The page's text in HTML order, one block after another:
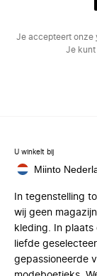
Je accepteert onze
Je kunt
U winkelt bij
Miinto
In tegenstelling
wij geen
kleding. In
liefde
gepassioneerde